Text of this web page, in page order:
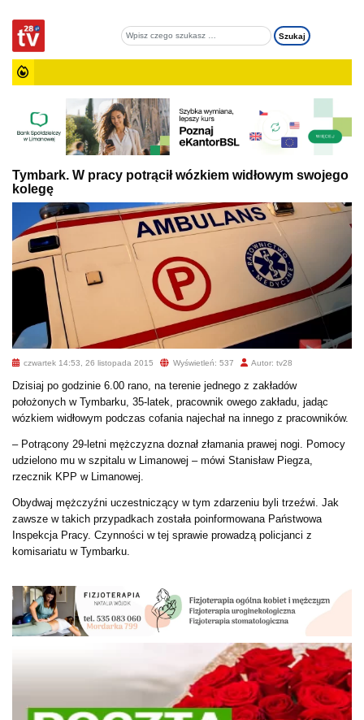
Tymbark. W pracy potrącił wózkiem widłowym swojego
kolegę
czwartek 14:53, 26 listopada 2015 Wyświetleń: 537 Autor: tv28
Dzisiaj po godzinie 6.00 rano, na terenie jednego z zakładów
położonych w Tymbarku, 35-latek, pracownik owego zakładu, jadąc
wózkiem widłowym podczas cofania najechał na innego z pracowników.
– Potrącony 29-letni mężczyzna doznał złamania prawej nogi. Pomocy
udzielono mu w szpitalu w Limanowej – mówi Stanisław Piegza,
rzecznik KPP w Limanowej.
Obydwaj mężczyźni uczestniczący w tym zdarzeniu byli trzeźwi. Jak
zawsze w takich przypadkach została poinformowana Państwowa
Inspekcja Pracy. Czynności w tej sprawie prowadzą policjanci z
komisariatu w Tymbarku.